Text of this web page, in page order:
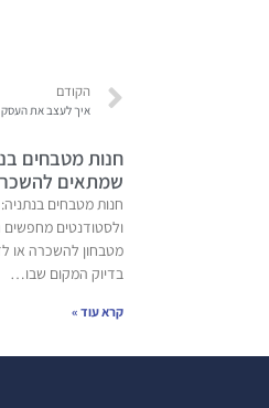
הקודם
איך לעצב את העסק
חנות מטבחים
שמתאים
חנות מטבחים
ולסטודנטים מחפשים
מטבחון להשכרה או
בדיוק המקום שבו…
קרא עוד »